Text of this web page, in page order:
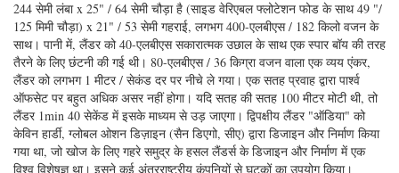
दक्षिण अमेरिका के पश्चिमी तट के साथ पेरू-चिली (अटाकामा) ट्रेंच, ग्रह का सबसे
लंबा, 8,065 मीटर की ध्वनि से अनुमानित अधिकतम गहराई के साथ, यह दुनिया में दसवां
गहरा खाई बना रहा है।
पिछले 25 जनवरी - 02 फरवरी 2018, एटाकैमेक्स 2018 अभियान पर, प्रोफेसर और
इंस्टीट्यूट के निदेशक ओस्वाल्डो उलोआ के नेतृत्व में इंस्टिट्यूटो मिलेनियो डी
ओशनोग्राफिया (आईएमओ-चिली) के चिली जांचकर्ताओं ने पहले अवलोकन किए और पूर्ण
गहराई से नमूने एकत्र किए , अटाकामा ट्रेंच में 8,081 मीटर। चिली के आर्मडा द्वारा
संचालित चिली वैज्ञानिक पोर्न कैबो डी हॉर्नोस, सतही समर्थन जहाज था।